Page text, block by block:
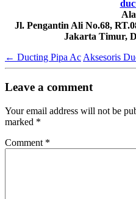
Jl. Pengantin Ali No.68,
Jakarta Timur,
← Ducting Pipa Ac Aksesoris
Leave a comment
Your email address will not be
marked *
Comment *